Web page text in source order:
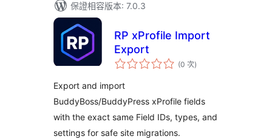
保證相容版本: 7.0.3
RP xProfile Import
Export
(0 次評
分)
Export and import
BuddyBoss/BuddyPress xProfile fields
with the exact same Field IDs, types, and
settings for safe site migrations.